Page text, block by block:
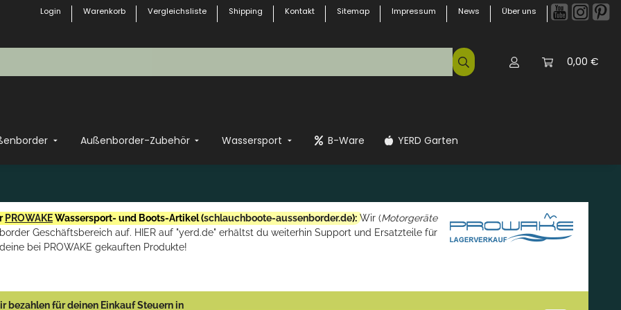
Login Warenkorb Vergleichsliste Shipping Kontakt Sitemap Impressum News Über uns
0,00 €
Außenborder-Zubehör Wassersport B-Ware YERD Garten
PROWAKEWassersport- und Boots-Artikel (schlauchboote-aussenborder.de): Wir (Motorgeräte
Geschäftsbereich auf. HIER auf "yerd.de" erhältst du weiterhin Support und Ersatzteile für
deine bei PROWAKE gekauften Produkte!
bezahlen für deinen Einkauf Steuern in